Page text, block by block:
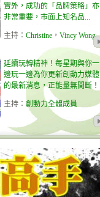
實外，成功的「品牌策略」亦
非常重要，市面上知名品...
主持 ： Christine ， Vincy Wong
延續玩轉精神！每星期與你一
邊玩一邊為你更新創動力媒體
的最新消息，正能量無間斷！
主持 ： 創動力全體成員